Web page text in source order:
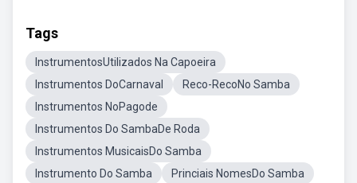
Tags
InstrumentosUtilizados Na Capoeira
Instrumentos DoCarnaval
Reco-RecoNo Samba
Instrumentos NoPagode
Instrumentos Do SambaDe Roda
Instrumentos MusicaisDo Samba
Instrumento Do Samba
Princiais NomesDo Samba